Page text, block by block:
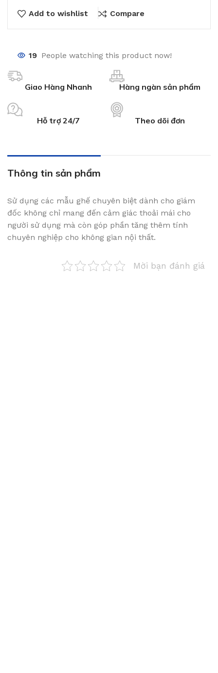
Add to wishlist Compare
19 People watching this product now!
Giao Hàng Nhanh Hàng ngàn sản phẩm
Hỗ trợ 24/7 Theo dõi đơn
Thông tin sản phẩm
Sử dụng các mẫu ghế chuyên biệt dành cho giám
đốc không chỉ mang đến cảm giác thoải mái cho
người sử dụng mà còn góp phần tăng thêm tính
chuyên nghiệp cho không gian nội thất.
Mời bạn đánh giá